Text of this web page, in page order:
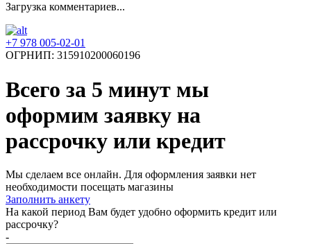
Загрузка комментариев...
+7 978 005-02-01
ОГРНИП: 315910200060196
Всего за 5 минут мы
оформим заявку на
рассрочку или кредит
Мы сделаем все онлайн. Для оформления заявки нет
необходимости посещать магазины
Заполнить анкету
На какой период Вам будет удобно оформить кредит или
рассрочку?
-